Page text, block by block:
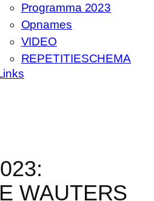
Programma 2023
Opnames
VIDEO
REPETITIESCHEMA
WAUTERS